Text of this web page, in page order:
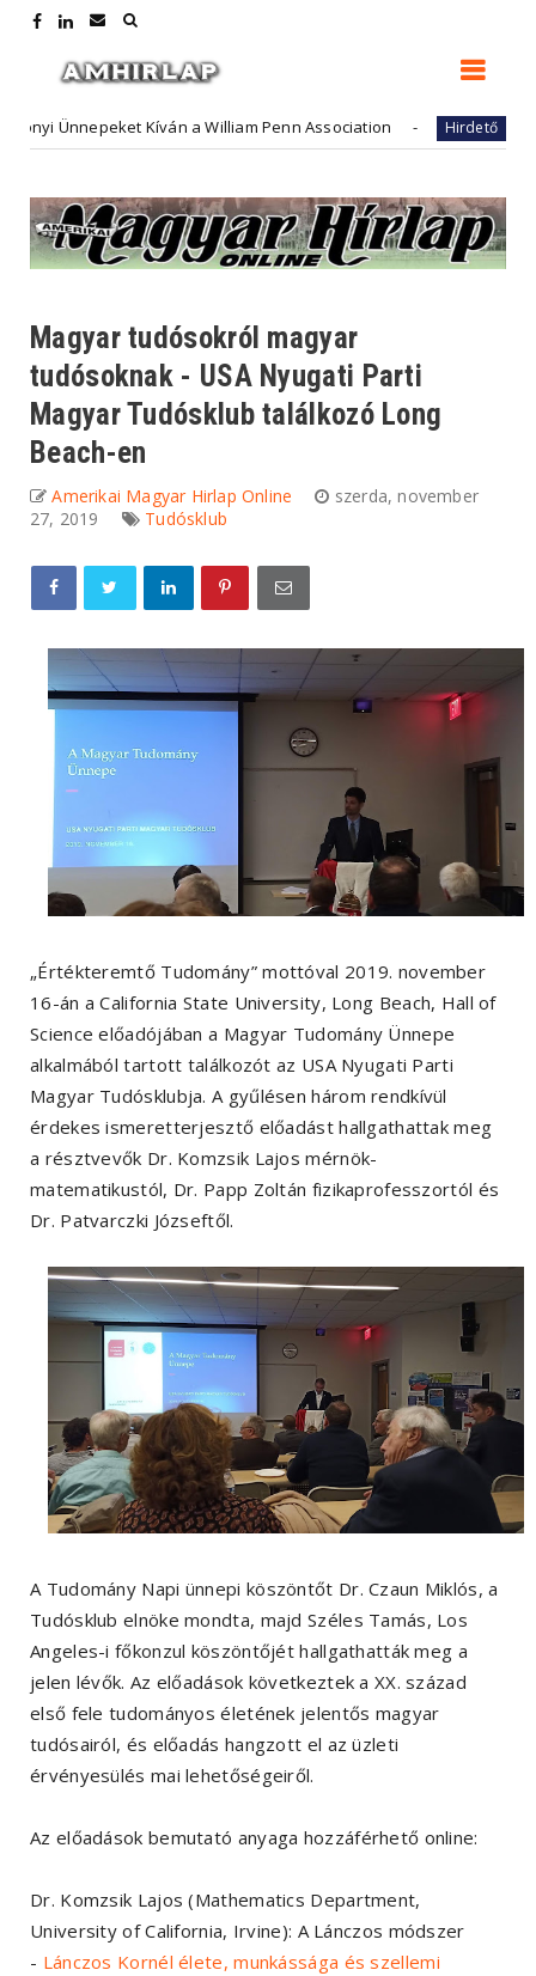
Kíván a William Penn Association Hirdető FutureArt
Magyar tudósokról magyar
tudósoknak - USA Nyugati Parti
Magyar Tudósklub találkozó Long
Beach-en
Amerikai Magyar Hirlap Online
szerda, november
27, 2019
Tudósklub
„Értékteremtő Tudomány” mottóval 2019. november
16-án a California State University, Long Beach, Hall of
Science előadójában a Magyar Tudomány Ünnepe
alkalmából tartott találkozót az USA Nyugati Parti
Magyar Tudósklubja. A gyűlésen három rendkívül
érdekes ismeretterjesztő előadást hallgathattak meg
a résztvevők Dr. Komzsik Lajos mérnök-
matematikustól, Dr. Papp Zoltán fizikaprofesszortól és
Dr. Patvarczki Józseftől.
A Tudomány Napi ünnepi köszöntőt Dr. Czaun Miklós, a
Tudósklub elnöke mondta, majd Széles Tamás, Los
Angeles-i főkonzul köszöntőjét hallgathatták meg a
jelen lévők. Az előadások következtek a XX. század
első fele tudományos életének jelentős magyar
tudósairól, és előadás hangzott el az üzleti
érvényesülés mai lehetőségeiről.
Az előadások bemutató anyaga hozzáférhető online:
Dr. Komzsik Lajos (Mathematics Department,
University of California, Irvine): A Lánczos módszer
- Lánczos Kornél élete, munkássága és szellemi